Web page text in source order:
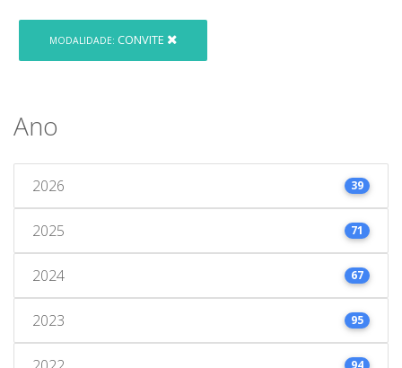
MODALIDADE: CONVITE
Ano
2026 39
2025 71
2024 67
2023 95
94